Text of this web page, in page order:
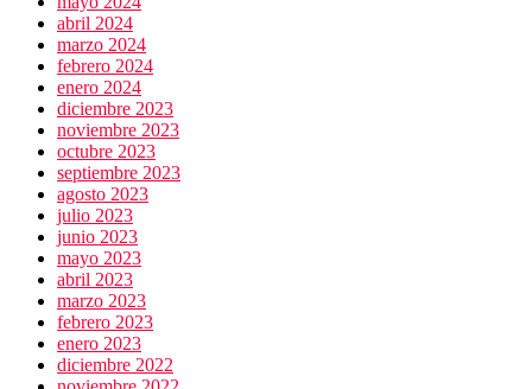
abril 2024
marzo 2024
febrero 2024
enero 2024
diciembre 2023
noviembre 2023
octubre 2023
septiembre 2023
agosto 2023
julio 2023
junio 2023
mayo 2023
abril 2023
marzo 2023
febrero 2023
enero 2023
diciembre 2022